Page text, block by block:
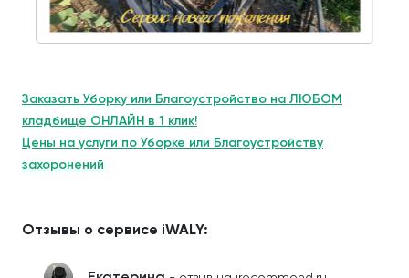
Заказать Уборку или Благоустройство на ЛЮБОМ
кладбище ОНЛАЙН в 1 клик!
Цены на услуги по Уборке или Благоустройству
захоронений
Отзывы о сервисе iWALY: